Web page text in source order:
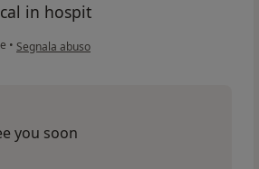
in hospit
• secondo l'opinione dell'utente Alessandro
Segnala abuso
you soon